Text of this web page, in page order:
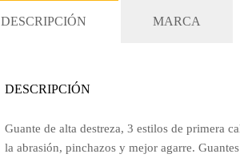
DESCRIPCIÓN MARCA
DESCRIPCIÓN
Guante de alta destreza, 3 estilos de primera
la abrasión, pinchazos y mejor agarre.